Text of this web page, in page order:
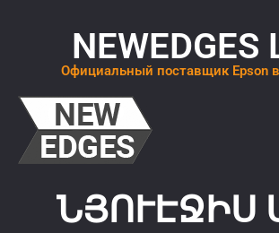
NEWEDGES
Официальный поставщик Epson
ՆՅՈՒԷՋԻՍ